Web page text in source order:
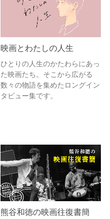
映画とわたしの人生
ひとりの人生のかたわらにあっ
た映画たち。そこから広がる
数々の物語を集めたロングイン
タビュー集です。
熊谷和徳の映画往復書簡